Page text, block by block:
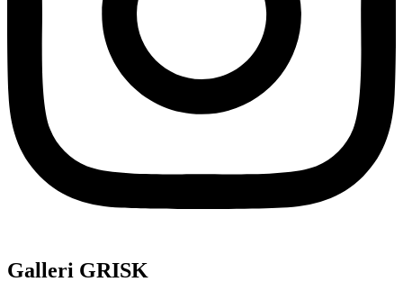
Galleri GRISK